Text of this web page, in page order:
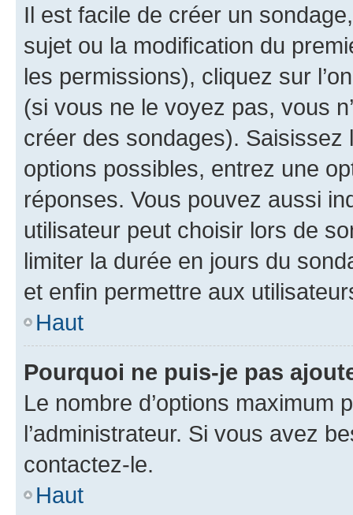
Il est facile de créer un
sujet ou la modification du
les permissions), cliquez sur
(si vous ne le voyez pas, vous
créer des sondages).
options possibles, entrez une
réponses. Vous pouvez aussi
utilisateur peut choisir lors de
limiter la durée en jours du
et enfin permettre aux
Haut
Pourquoi ne puis-je pas
Le nombre d’options maximum
l’administrateur. Si vous avez
contactez-le.
Haut